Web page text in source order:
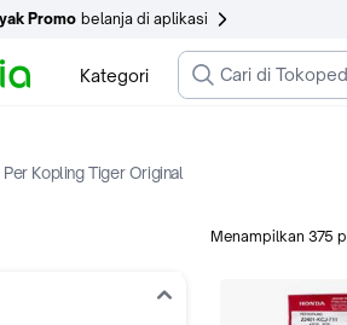
Promo belanja di aplikasi
Kategori
Per Kopling Tiger Original
Menampilkan 375